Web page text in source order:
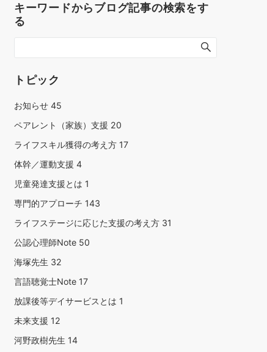
キーワードからブログ記事の検索をす
る
トピック
お知らせ 45
ペアレント（家族）支援 20
ライフスキル獲得の考え方 17
体幹／運動支援 4
児童発達支援とは 1
専門的アプローチ 143
ライフステージに応じた支援の考え方 31
公認心理師Note 50
海塚先生 32
言語聴覚士Note 17
放課後等デイサービスとは 1
未来支援 12
河野政樹先生 14